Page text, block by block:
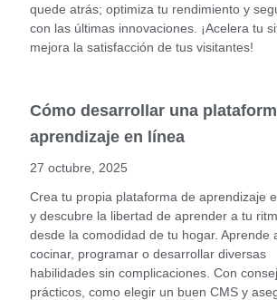
quede atrás; optimiza tu rendimiento y
con las últimas innovaciones. ¡Acelera tu
mejora la satisfacción de tus visitantes!
Cómo desarrollar una
aprendizaje en línea
27 octubre, 2025
Crea tu propia plataforma de aprendizaje
y descubre la libertad de aprender a tu
desde la comodidad de tu hogar. Aprende
cocinar, programar o desarrollar diversas
habilidades sin complicaciones. Con
prácticos, como elegir un buen CMS y